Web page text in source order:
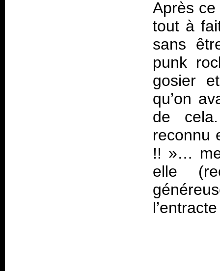
Après
tout à
sans
punk
gosier
qu’on
de
reconnu
!! »…
elle